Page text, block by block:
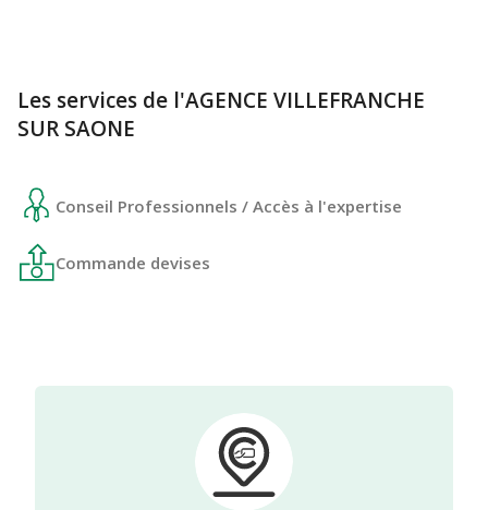
Les services de l'AGENCE VILLEFRANCHE
SUR SAONE
Conseil Professionnels / Accès à l'expertise
Commande devises